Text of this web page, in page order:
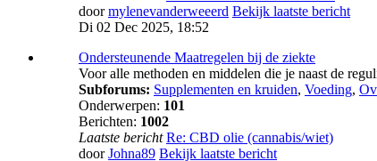
doormylenevanderweeerd Bekijk laatste bericht
Di 02 Dec 2025, 18:52
Ondersteunende Maatregelen bij de ziekte
Voor alle methoden en middelen die je naast de
Subforums: Supplementen en kruiden, Voeding,
Onderwerpen: 101
Berichten: 1002
Laatste bericht Re: CBD olie (cannabis/wiet)
doorJohna89 Bekijk laatste bericht